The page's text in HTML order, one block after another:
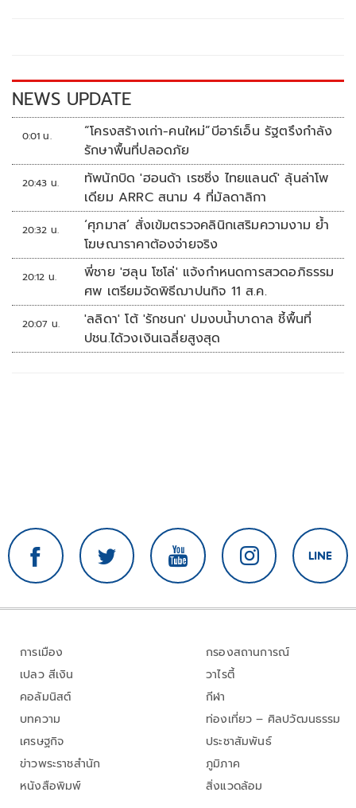
k k
NEWS UPDATE
0:01 น.
“โครงสร้างเก่า-คนใหม่”บีอาร์เอ็น รัฐตรึงกำลัง
รักษาพื้นที่ปลอดภัย
20:43 น.
ทัพนักบิด 'ฮอนด้า เรซซิ่ง ไทยแลนด์' ลุ้นล่าโพ
เดียม ARRC สนาม 4 ที่มัลดาลิกา
20:32 น.
‘ศุภมาส’ สั่งเข้มตรวจคลินิกเสริมความงาม ย้ำ
โฆษณาราคาต้องจ่ายจริง
20:12 น.
พี่ชาย 'ฮลุน โซโล่' แจ้งกำหนดการสวดอภิธรรม
ศพ เตรียมจัดพิธีฌาปนกิจ 11 ส.ค.
20:07 น.
'ลลิดา' โต้ 'รักชนก' ปมงบน้ำบาดาล ชี้พื้นที่
ปชน.ได้วงเงินเฉลี่ยสูงสุด
การเมือง
เปลว สีเงิน
คอลัมนิสต์
บทความ
เศรษฐกิจ
ข่าวพระราชสำนัก
หนังสือพิมพ์
กรองสถานการณ์
วาไรตี้
กีฬา
ท่องเที่ยว – ศิลปวัฒนธรรม
ประชาสัมพันธ์
ภูมิภาค
สิ่งแวดล้อม